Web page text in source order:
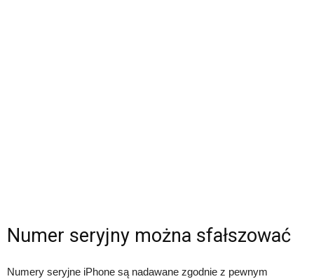
Numer seryjny można sfałszować
Numery seryjne iPhone są nadawane zgodnie z pewnym